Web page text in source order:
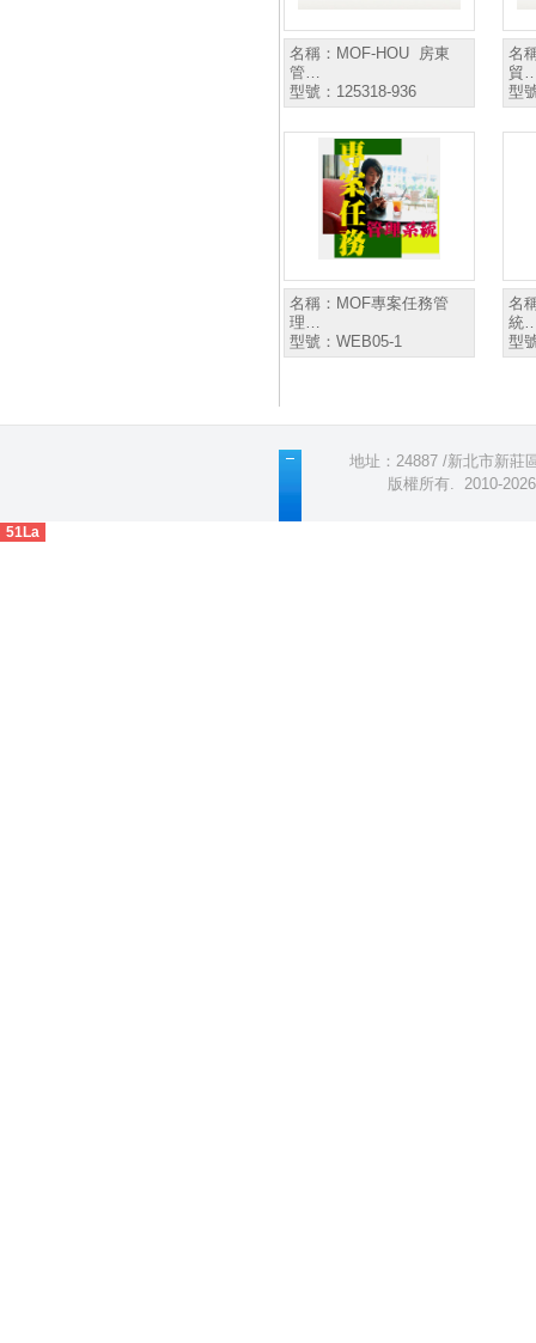
名稱： MOF-HOU 房東
管…
型號： 125318-936
名
貿
型
名稱： MOF專案任務管
理…
型號： WEB05-1
名
統
型
地址：24887 /新北市新
版權所有. 2010-
51La